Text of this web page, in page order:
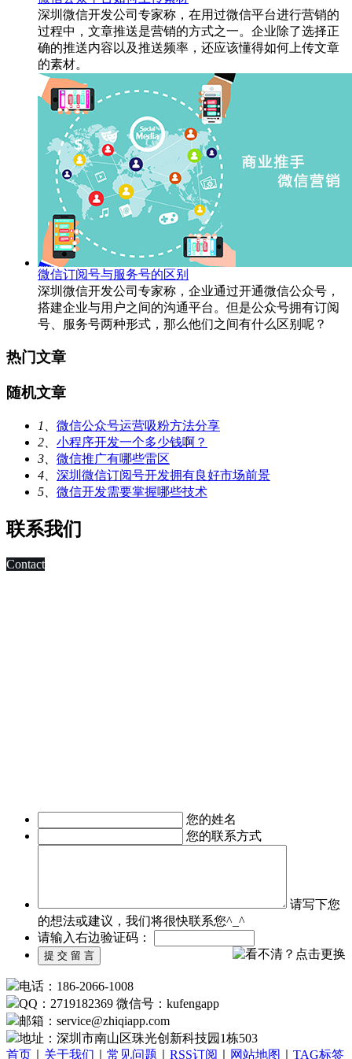
深圳微信开发公司专家称，在用过微信平台进行营销的
过程中，文章推送是营销的方式之一。企业除了选择正
确的推送内容以及推送频率，还应该懂得如何上传文章
的素材。
微信订阅号与服务号的区别
深圳微信开发公司专家称，企业通过开通微信公众号，
搭建企业与用户之间的沟通平台。但是公众号拥有订阅
号、服务号两种形式，那么他们之间有什么区别呢？
热门文章
随机文章
1、 微信公众号运营吸粉方法分享
2、 小程序开发一个多少钱啊？
3、 微信推广有哪些雷区
4、 深圳微信订阅号开发拥有良好市场前景
5、 微信开发需要掌握哪些技术
联系我们
Contact
您的姓名
您的联系方式
请写下您
的想法或建议，我们将很快联系您^_^
请输入右边验证码：
电话：186-2066-1008
QQ：2719182369 微信号：kufengapp
邮箱：service@zhiqiapp.com
地址：深圳市南山区珠光创新科技园1栋503
首页
关于我们 常见问题 RSS订阅 网站地图 TAG标签